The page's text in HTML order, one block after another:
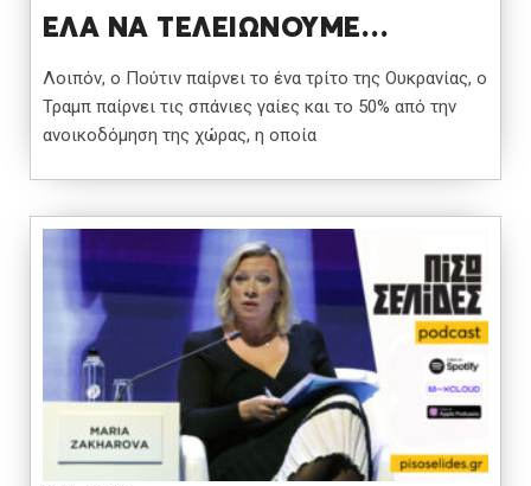
ΕΛΑ ΝΑ ΤΕΛΕΙΩΝΟΥΜΕ…
Λοιπόν, ο Πούτιν παίρνει το ένα τρίτο της Ουκρανίας, ο
Τραμπ παίρνει τις σπάνιες γαίες και το 50% από την
ανοικοδόμηση της χώρας, η οποία